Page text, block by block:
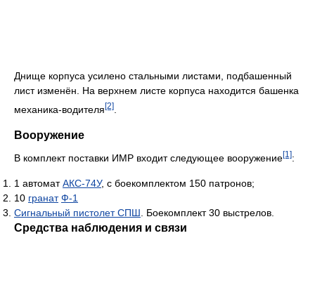
Днище корпуса усилено стальными листами, подбашенный
лист изменён. На верхнем листе корпуса находится башенка
механика-водителя [2]
Вооружение
В комплект поставки ИМР входит следующее вооружение[1]:
1 автоматАКС-74У, с боекомплектом 150 патронов;
10 гранат Ф-1
Сигнальный пистолет СПШ . Боекомплект 30 выстрелов.
Средства наблюдения и связи